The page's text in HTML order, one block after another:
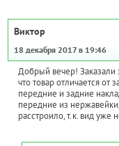
Виктор
18 декабря 2017 в 19:46
Добрый вечер! Заказали
что товар отличается от
передние и задние
передние из
расстроило, т.к. вид уже